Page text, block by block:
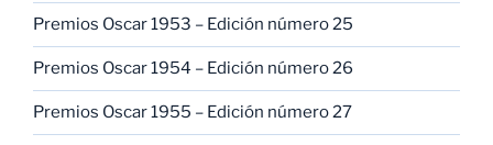
Premios Oscar 1953 – Edición número 25
Premios Oscar 1954 – Edición número 26
Premios Oscar 1955 – Edición número 27